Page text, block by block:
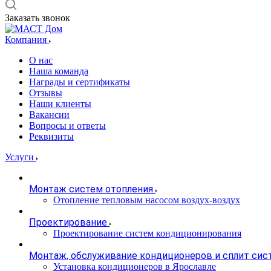
Заказать звонок
Компания
О нас
Наша команда
Награды и сертификаты
Отзывы
Наши клиенты
Вакансии
Вопросы и ответы
Реквизиты
Услуги
Монтаж систем отопления
Отопление тепловым насосом воздух-воздух
Проектирование
Проектирование систем кондиционирования
Монтаж, обслуживание кондиционеров и сплит
Установка кондиционеров в Ярославле